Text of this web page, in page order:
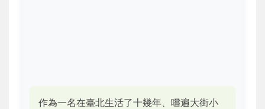
作為一名在臺北生活了十幾年、嚐遍大街小